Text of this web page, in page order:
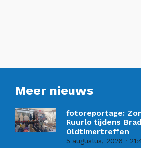
Meer nieuws
fotoreportage:
Ruurlo tijdens
Oldtimertreffen
5 augustus, 2026